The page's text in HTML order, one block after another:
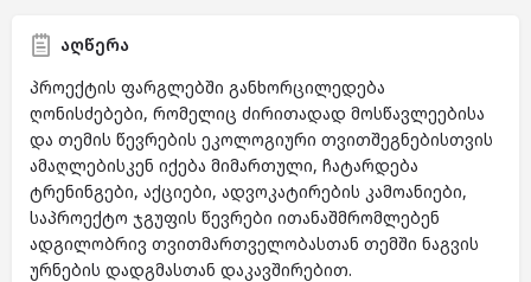
აღწერა
პროექტის ფარგლებში განხორცილედება
ღონისძებები, რომელიც ძირითადად მოსწავლეებისა
და თემის წევრების ეკოლოგიური თვითშეგნებისთვის
ამაღლებისკენ იქება მიმართული, ჩატარდება
ტრენინგები, აქციები, ადვოკატირების კამოანიები,
საპროექტო ჯგუფის წევრები ითანაშმრომლებენ
ადგილობრივ თვითმართველობასთან თემში ნაგვის
ურნების დადგმასთან დაკავშირებით.